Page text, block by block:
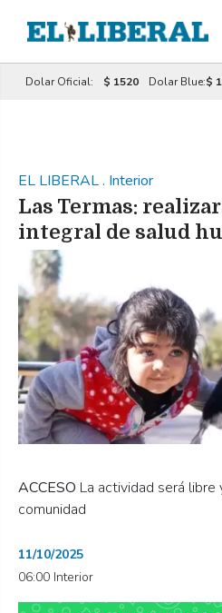
Dolar Oficial: $ 1520 Dolar Blue:$
EL LIBERAL. Interior
Las Termas:
integral de salud
ACCESO La actividad será
comunidad
11/10/2025
06:00 Interior